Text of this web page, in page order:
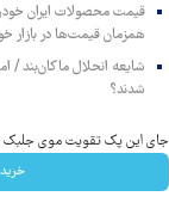
همزمان قیمت‌ها در بازار
شایعه انحلال ماکان‌بند /
شدند؟
جای این پک تقویت موی جلبک توی